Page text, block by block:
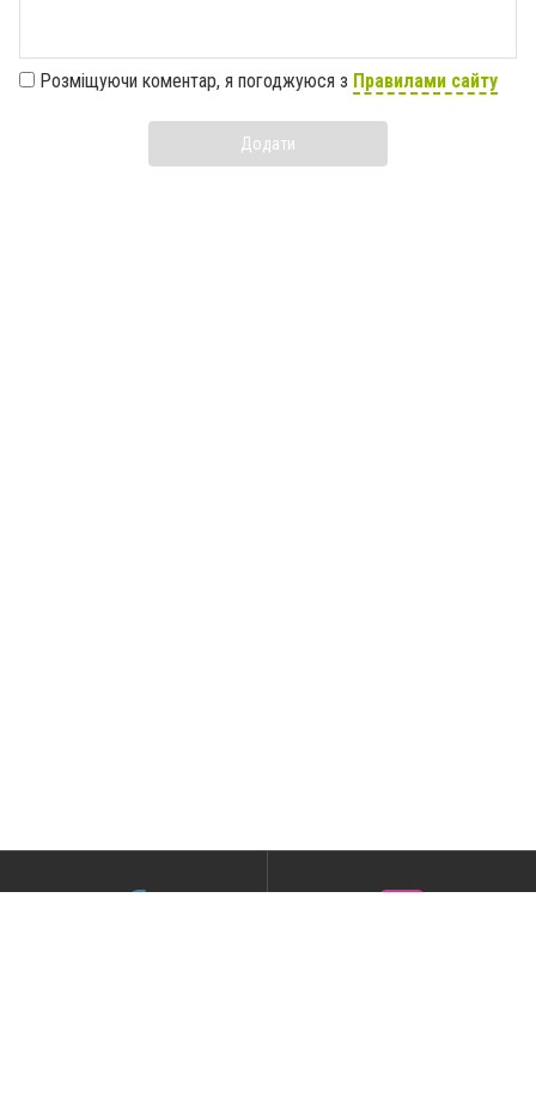
Розміщуючи коментар, я погоджуюся з Правилами сайту
Додати